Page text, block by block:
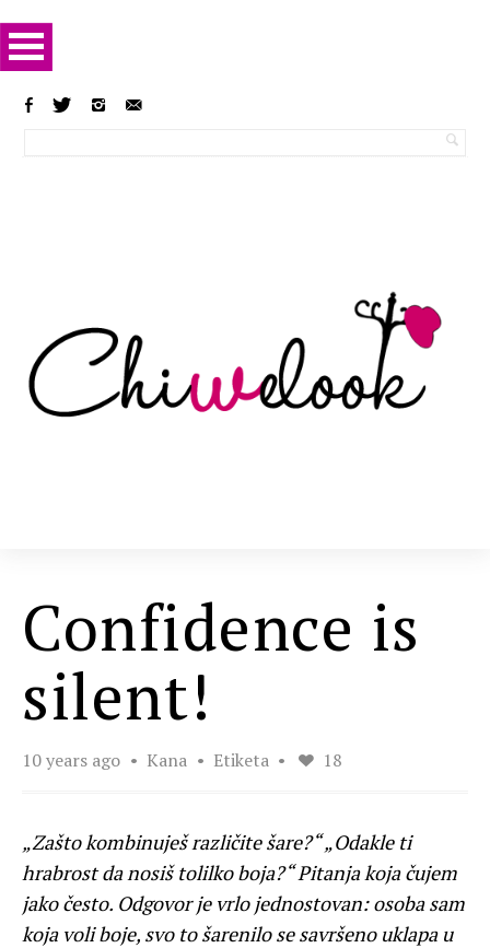
Confidence is
silent!
10 years ago Kana Etiketa 18
„Zašto kombinuješ različite šare?“ „Odakle ti
hrabrost da nosiš tolilko boja?“ Pitanja koja čujem
jako često. Odgovor je vrlo jednostovan: osoba sam
koja voli boje, svo to šarenilo se savršeno uklapa u